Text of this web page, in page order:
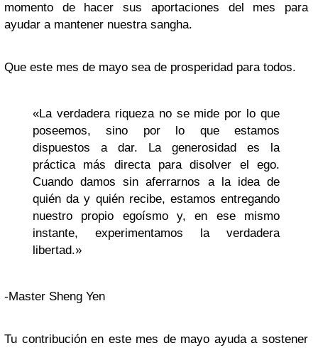
momento de hacer sus aportaciones del mes para
ayudar a mantener nuestra sangha.
Que este mes de mayo sea de prosperidad para todos.
«La verdadera riqueza no se mide por lo que
poseemos, sino por lo que estamos
dispuestos a dar. La generosidad es la
práctica más directa para disolver el ego.
Cuando damos sin aferrarnos a la idea de
quién da y quién recibe, estamos entregando
nuestro propio egoísmo y, en ese mismo
instante, experimentamos la verdadera
libertad.»
-Master Sheng Yen
Tu contribución en este mes de mayo ayuda a sostener